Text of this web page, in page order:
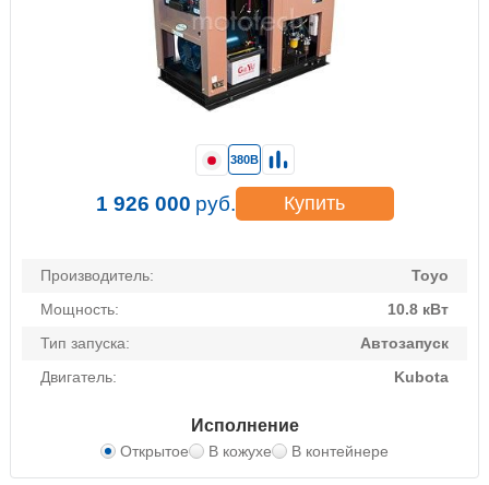
Производитель:
Toyo
Мощность:
10.8 кВт
Тип запуска:
Автозапуск
Двигатель:
Kubota
Исполнение
Открытое В кожухе В контейнере
380В
1 926 000 руб. Купить